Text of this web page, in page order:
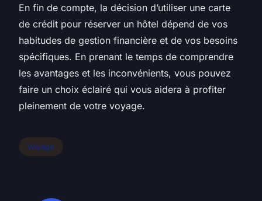
En fin de compte, la décision d’utiliser une carte
de crédit pour réserver un hôtel dépend de vos
habitudes de gestion financière et de vos besoins
spécifiques. En prenant le temps de comprendre
les avantages et les inconvénients, vous pouvez
faire un choix éclairé qui vous aidera à profiter
pleinement de votre voyage.
Voyage